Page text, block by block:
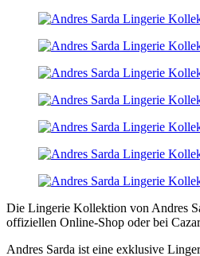
Die Lingerie Kollektion von Andres
offiziellen Online-Shop oder bei
Andres Sarda ist eine exklusive